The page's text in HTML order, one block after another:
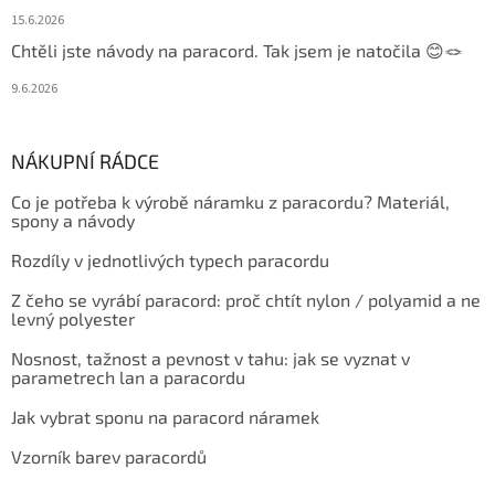
15.6.2026
Chtěli jste návody na paracord. Tak jsem je natočila 😊🪢
9.6.2026
NÁKUPNÍ RÁDCE
Co je potřeba k výrobě náramku z paracordu? Materiál,
spony a návody
Rozdíly v jednotlivých typech paracordu
Z čeho se vyrábí paracord: proč chtít nylon / polyamid a ne
levný polyester
Nosnost, tažnost a pevnost v tahu: jak se vyznat v
parametrech lan a paracordu
Jak vybrat sponu na paracord náramek
Vzorník barev paracordů